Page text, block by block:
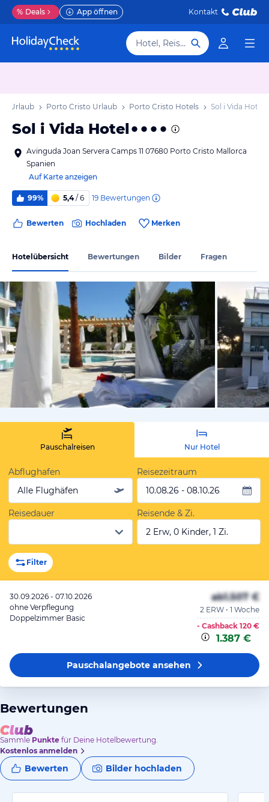
% Deals App öffnen Kontakt
Hotel, Reiseziel
Urlaub Porto Cristo Urlaub Porto Cristo Hotels Sol i Vida Hotel
Sol i Vida Hotel
Avinguda Joan Servera Camps 11 07680 Porto Cristo Mallorca
Spanien
Auf Karte anzeigen
99% 5,4/ 6 19 Bewertungen
Bewerten Hochladen Merken
Hotelübersicht Bewertungen Bilder Fragen
vom
Pauschalreisen Nur Hotel
Abflughafen
Alle Flughäfen
Reisezeitraum
10.08.26 - 08.10.26
Reisedauer
Reisende & Zi.
2 Erw, 0 Kinder, 1 Zi.
Filter
30.09.2026 - 07.10.2026
ohne Verpflegung
Doppelzimmer Basic
ab1.507 €
2 ERW • 1 Woche
- Cashback 120 €
1.387 €
Pauschalangeboteansehen
Bewertungen
Sammle Punkte für Deine Hotelbewertung.
Kostenlos anmelden
Bewerten Bilder hochladen